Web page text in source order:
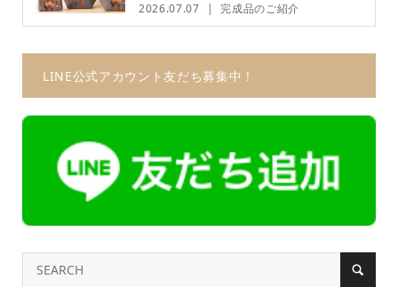
2026.07.07 完成品のご紹介
LINE公式アカウント友だち募集中！